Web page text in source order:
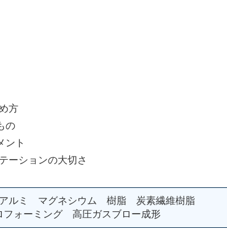
方
の
ト
ーションの大切さ
ミ マグネシウム 樹脂 炭素繊維樹脂
ォーミング 高圧ガスブロー成形